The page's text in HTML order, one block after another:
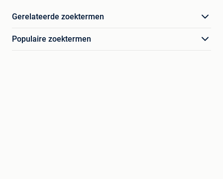
Gerelateerde zoektermen
Populaire zoektermen